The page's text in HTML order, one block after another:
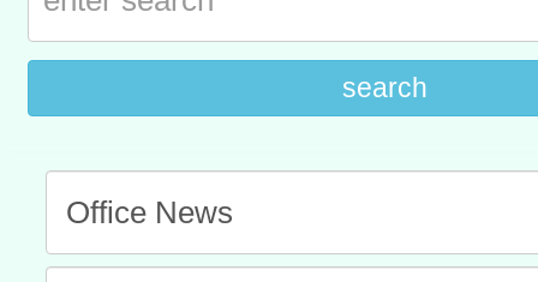
位及節水達人選拔活動」
市孔廟祈福系列活動—儒
2026年桃園地景藝術節教
search